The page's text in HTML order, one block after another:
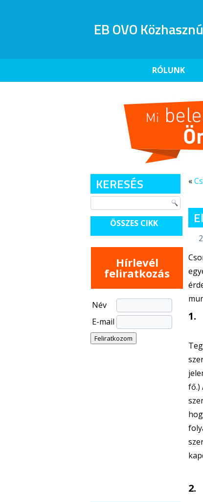
EB OVO
RÓLUNK
KERESÉS
ÖSSZES CIKK
Hírlevél
feliratkozás
Név
E-mail
«
1.
fő.)
2.